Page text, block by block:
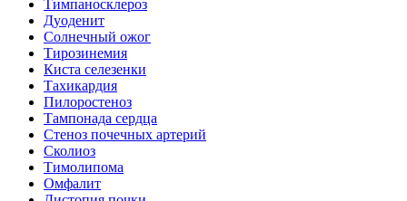
Тимпаносклероз
Дуоденит
Солнечный ожог
Тирозинемия
Киста селезенки
Тахикардия
Пилоростеноз
Тампонада сердца
Стеноз почечных артерий
Сколиоз
Тимолипома
Омфалит